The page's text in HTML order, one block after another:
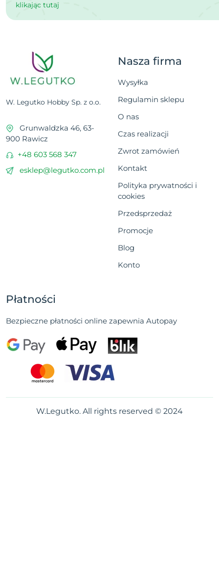
klikając tutaj
W. Legutko Hobby Sp. z o.o.
Grunwaldzka 46, 63-
900 Rawicz
+48 603 568 347
esklep@legutko.com.pl
Nasza firma
Wysyłka
Regulamin sklepu
O nas
Czas realizacji
Zwrot zamówień
Kontakt
Polityka prywatności i
cookies
Przedsprzedaż
Promocje
Blog
Konto
Płatności
Bezpieczne płatności online zapewnia Autopay
W.Legutko. All rights reserved © 2024